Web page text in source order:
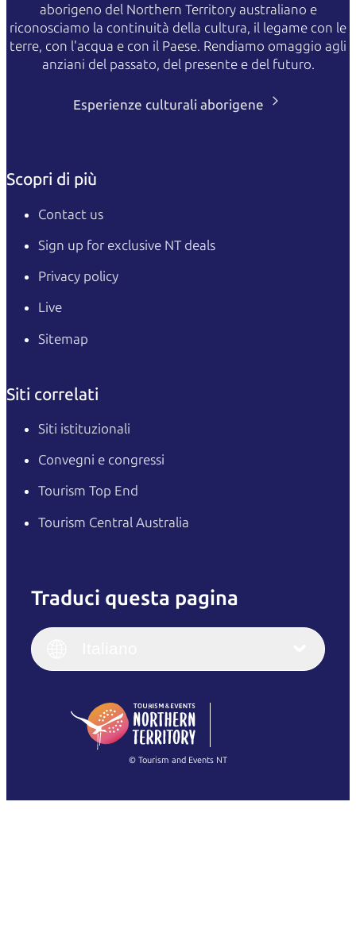
aborigeno del Northern Territory australiano e
riconosciamo la continuità della cultura, il legame con le
terre, con l'acqua e con il Paese. Rendiamo omaggio agli
anziani del passato, del presente e del futuro.
Esperienze culturali aborigene
Scopri di più
Contact us
Sign up for exclusive NT deals
Privacy policy
Live
Sitemap
Siti correlati
Siti istituzionali
Convegni e congressi
Tourism Top End
Tourism Central Australia
Traduci questa pagina
English
(Singapore)
Français
Italiano
繁體中文
© Tourism and Events NT